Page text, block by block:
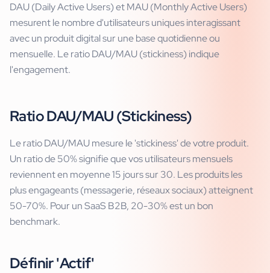
DAU (Daily Active Users) et MAU (Monthly Active Users)
mesurent le nombre d'utilisateurs uniques interagissant
avec un produit digital sur une base quotidienne ou
mensuelle. Le ratio DAU/MAU (stickiness) indique
l'engagement.
Ratio DAU/MAU (Stickiness)
Le ratio DAU/MAU mesure le 'stickiness' de votre produit.
Un ratio de 50% signifie que vos utilisateurs mensuels
reviennent en moyenne 15 jours sur 30. Les produits les
plus engageants (messagerie, réseaux sociaux) atteignent
50-70%. Pour un SaaS B2B, 20-30% est un bon
benchmark.
Définir 'Actif'